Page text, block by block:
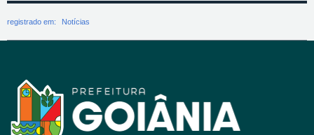
registrado em: Notícias